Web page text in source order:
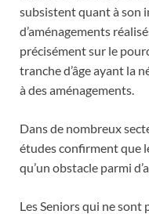
subsistent quant à son
d’aménagements
précisément sur le
tranche d’âge ayant la
à des aménagements.
Dans de nombreux
études confirment que
qu’un obstacle parmi
Les Seniors qui ne sont